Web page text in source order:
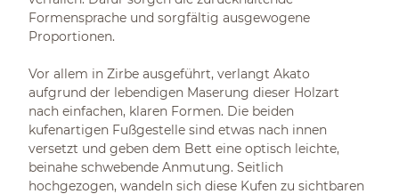
Formensprache und sorgfältig ausgewogene
Proportionen.
Vor allem in Zirbe ausgeführt, verlangt Akato
aufgrund der lebendigen Maserung dieser Holzart
nach einfachen, klaren Formen. Die beiden
kufenartigen Fußgestelle sind etwas nach innen
versetzt und geben dem Bett eine optisch leichte,
beinahe schwebende Anmutung. Seitlich
hochgezogen, wandeln sich diese Kufen zu sichtbaren